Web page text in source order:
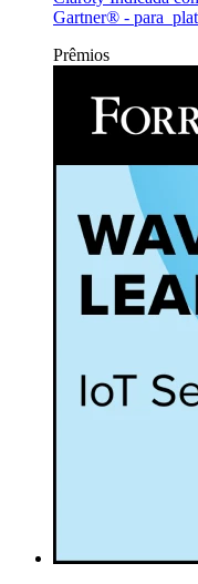
Gartner® - para
Prêmios